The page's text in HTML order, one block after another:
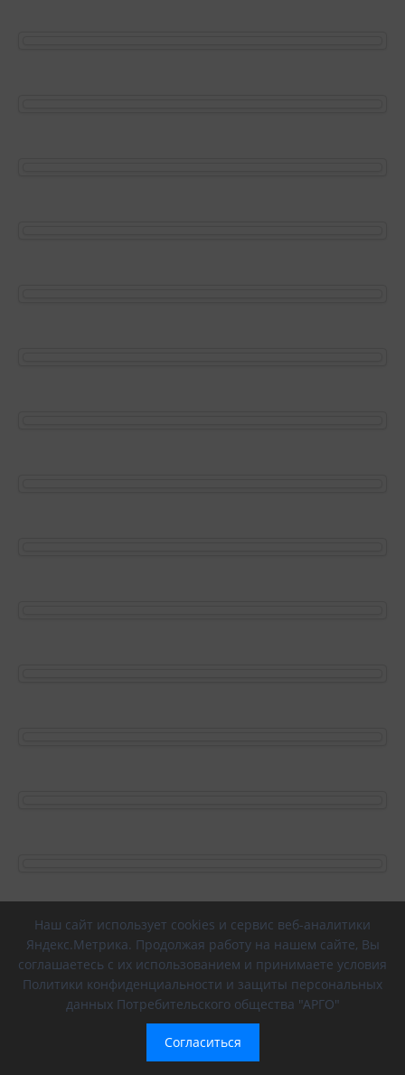
Наш сайт использует cookies и сервис веб-аналитики
Яндекс.Метрика. Продолжая работу на нашем сайте, Вы
соглашаетесь с их использованием и принимаете условия
Политики конфиденциальности и защиты персональных
данных Потребительского общества "АРГО"
Согласиться